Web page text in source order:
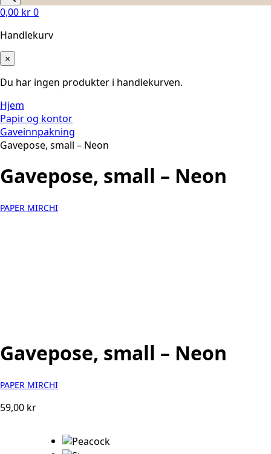
0,00 kr0
Handlekurv
×
Du har ingen produkter i handlekurven.
Hjem
Papir og kontor
Gaveinnpakning
Gavepose, small – Neon
Gavepose, small – Neon
PAPER MIRCHI
Gavepose, small – Neon
PAPER MIRCHI
59,00 kr